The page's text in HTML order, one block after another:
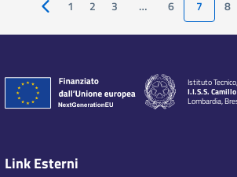
Pagina precedente
1 2 3 … 6 7 8
Istituto
I.I.S.S.
Lombardia,
Link Esterni